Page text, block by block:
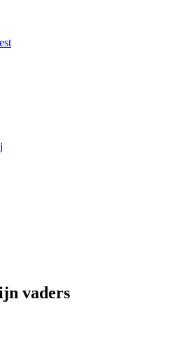
vaders